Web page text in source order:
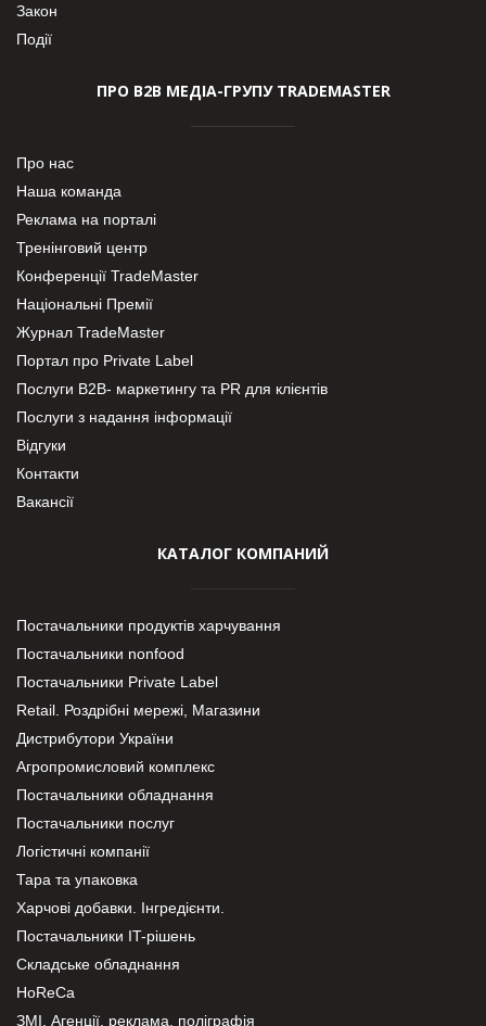
Закон
Події
ПРО В2В МЕДІА-ГРУПУ TRADEMASTER
Про нас
Наша команда
Реклама на порталі
Тренінговий центр
Конференції TradeMaster
Національні Премії
Журнал TradeMaster
Портал про Private Label
Послуги В2В- маркетингу та PR для клієнтів
Послуги з надання інформації
Відгуки
Контакти
Вакансії
КАТАЛОГ КОМПАНИЙ
Постачальники продуктів харчування
Постачальники nonfood
Постачальники Private Label
Retail. Роздрібні мережі, Магазини
Дистрибутори України
Агропромисловий комплекс
Постачальники обладнання
Постачальники послуг
Логістичні компанії
Тара та упаковка
Харчові добавки. Інгредієнти.
Постачальники IT-рішень
Складське обладнання
HoReCa
ЗМІ, Агенції, реклама, поліграфія